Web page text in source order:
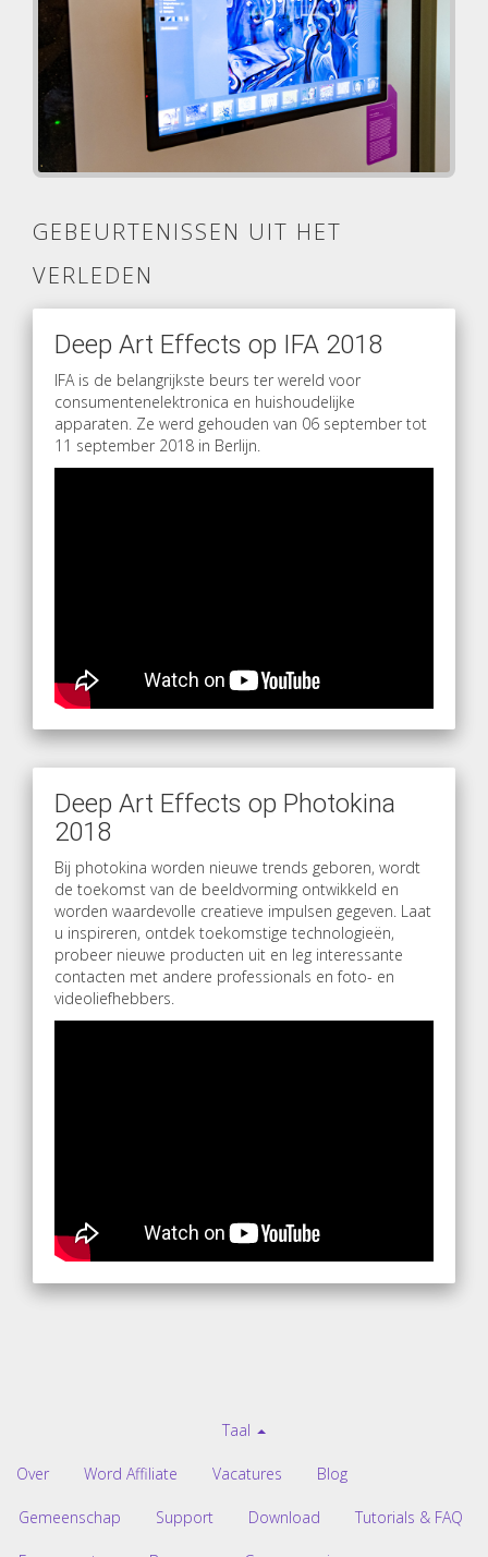
GEBEURTENISSEN UIT HET
VERLEDEN
Deep Art Effects op IFA 2018
IFA is de belangrijkste beurs ter wereld voor
consumentenelektronica en huishoudelijke
apparaten. Ze werd gehouden van 06 september tot
11 september 2018 in Berlijn.
Deep Art Effects op Photokina
2018
Bij photokina worden nieuwe trends geboren, wordt
de toekomst van de beeldvorming ontwikkeld en
worden waardevolle creatieve impulsen gegeven. Laat
u inspireren, ontdek toekomstige technologieën,
probeer nieuwe producten uit en leg interessante
contacten met andere professionals en foto- en
videoliefhebbers.
Taal
Over Word Affiliate Vacatures Blog
Gemeenschap Support Download Tutorials & FAQ